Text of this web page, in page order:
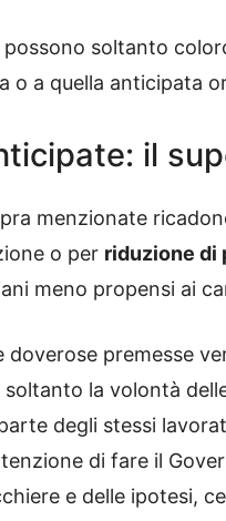
possono soltanto
o a quella anticipata
il
menzionate
o per riduzione di
meno propensi ai
premesse
la volontà
degli stessi
di fare il
e delle ipotesi,